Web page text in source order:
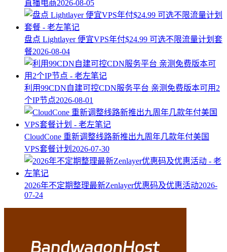
直播电商2026-08-05
盘点 Lightlayer 便宜VPS年付$24.99 可选不限流量计划套
餐2026-08-04
利用99CDN自建可控CDN服务平台 亲测免费版本可用2
个IP节点2026-08-01
CloudCone 重新调整线路新推出九周年几款年付美国
VPS套餐计划 2026-07-30
2026年不定期整理最新Zenlayer优惠码及优惠活动2026-
07-24